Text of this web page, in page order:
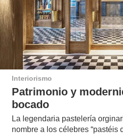
Interiorismo
Patrimonio y
bocado
La legendaria pastelería
nombre a los célebres “pastéis